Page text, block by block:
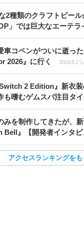
2種類のクラフトビー
」では巨大なエーテラ
車コペンがついに逝っ
2026』に行く
2026.8.2
2 Edition』新衣
も嗜むゲムスパ注目タ
みを制作してきたが、
』【開発者インタビ
アクセスランキングを